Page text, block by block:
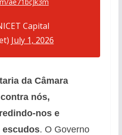
Capital
July 1, 2026
da Câmara
nós,
nos e
escudos. O Governo